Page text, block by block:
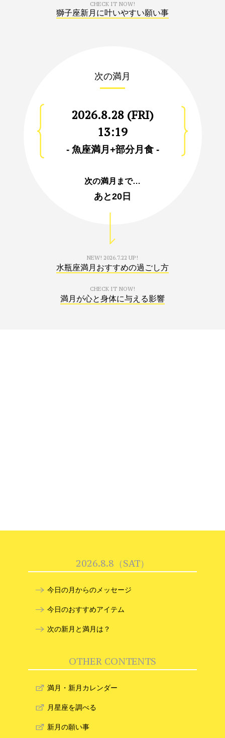
CHECK IT NOW!
獅子座新月に叶いやすい願い事
次の満月
2026.8.28 (FRI)
13:19
- 魚座満月+部分月食 -
次の満月まで…
あと20日
NEW! 2026.7.22 UP!
水瓶座満月おすすめの過ごし方
CHECK IT NOW!
満月が心と身体に与える影響
2026.8.8（SAT）
今日の月からのメッセージ
今日のおすすめアイテム
次の新月と満月は？
OTHER CONTENTS
満月・新月カレンダー
月星座を調べる
新月の願い事